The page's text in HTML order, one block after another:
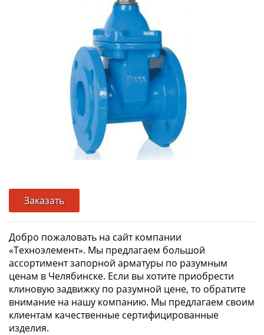
Заказать
Добро пожаловать на сайт компании
«Техноэлемент». Мы предлагаем большой
ассортимент запорной арматуры по разумным
ценам в Челябинске. Если вы хотите приобрести
клиновую задвижку по разумной цене, то обратите
внимание на нашу компанию. Мы предлагаем своим
клиентам качественные сертифицированные
изделия.